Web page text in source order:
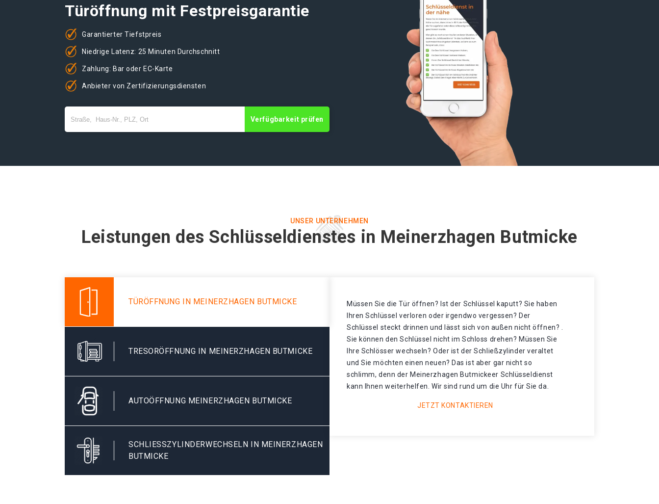
Türöffnung mit Festpreisgarantie
Garantierter Tiefstpreis
Niedrige Latenz: 25 Minuten Durchschnitt
Zahlung: Bar oder EC-Karte
Anbieter von Zertifizierungsdiensten
Verfügbarkeit prüfen
UNSER UNTERNEHMEN
Leistungen des Schlüsseldienstes in Meinerzhagen Butmicke
TÜRÖFFNUNG IN MEINERZHAGEN BUTMICKE
TRESORÖFFNUNG IN MEINERZHAGEN BUTMICKE
AUTOÖFFNUNG MEINERZHAGEN BUTMICKE
SCHLIESSZYLINDERWECHSELN IN MEINERZHAGEN B
UTMICKE
Müssen Sie die Tür öffnen? Ist der Schlüssel kaputt? Sie haben
Ihren Schlüssel verloren oder irgendwo vergessen? Der
Schlüssel steckt drinnen und lässt sich von außen nicht öffnen? .
Sie können den Schlüssel nicht im Schloss drehen? Müssen Sie
Ihre Schlösser wechseln? Oder ist der Schließzylinder veraltet
und Sie möchten einen neuen? Das ist aber gar nicht so
schlimm, denn der Meinerzhagen Butmickeer Schlüsseldienst
kann Ihnen weiterhelfen. Wir sind rund um die Uhr für Sie da.
JETZT KONTAKTIEREN